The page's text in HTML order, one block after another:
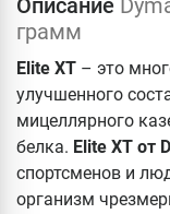
Описание
грамм
Elite XT – это
улучшенного
мицеллярного
белка. Elite XT от
спортсменов и
организм